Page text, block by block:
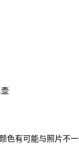
色有可能与照片不一